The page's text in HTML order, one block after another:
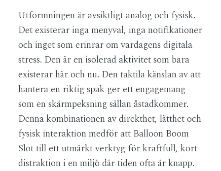
Utformningen är avsiktligt analog och fysisk.
Det existerar inga menyval, inga notifikationer
och inget som erinrar om vardagens digitala
stress. Den är en isolerad aktivitet som bara
existerar här och nu. Den taktila känslan av att
hantera en riktig spak ger ett engagemang
som en skärmpeksning sällan åstadkommer.
Denna kombinationen av direkthet, lätthet och
fysisk interaktion medför att Balloon Boom
Slot till ett utmärkt verktyg för kraftfull, kort
distraktion i en miljö där tiden ofta är knapp.